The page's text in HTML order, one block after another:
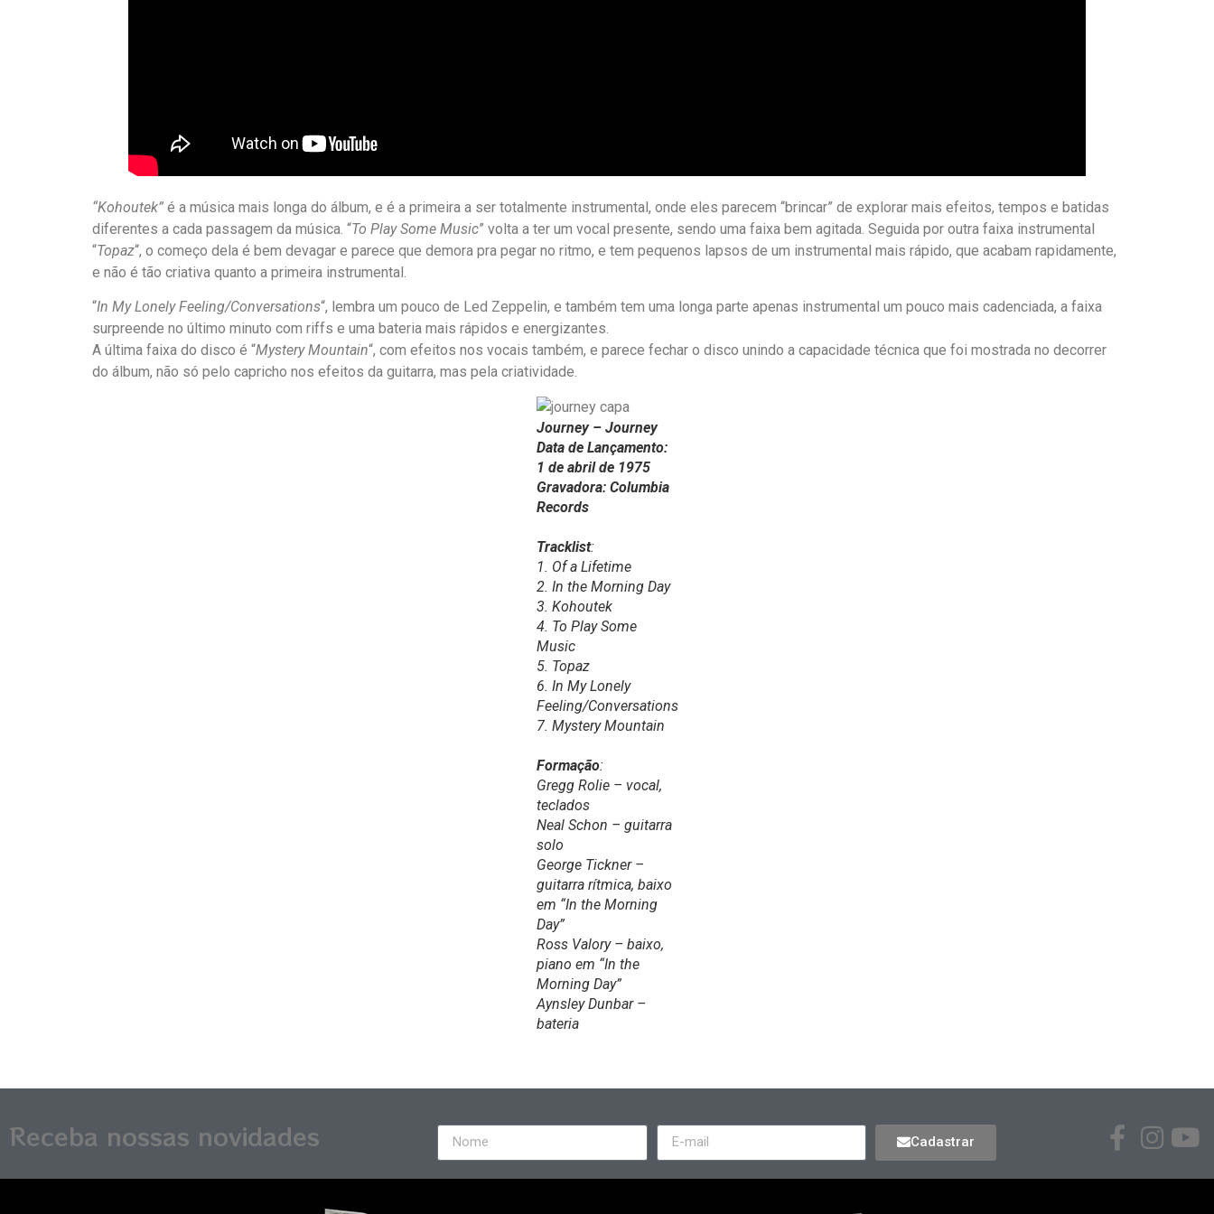
“Kohoutek” é a música mais longa do álbum, e é a primeira a ser totalmente instrumental, onde eles parecem “brincar” de explorar mais efeitos, tempos e batidas
diferentes a cada passagem da música. “To Play Some Music” volta a ter um vocal presente, sendo uma faixa bem agitada. Seguida por outra faixa instrumental
“Topaz“, o começo dela é bem devagar e parece que demora pra pegar no ritmo, e tem pequenos lapsos de um instrumental mais rápido, que acabam rapidamente,
e não é tão criativa quanto a primeira instrumental.
“In My Lonely Feeling/Conversations“, lembra um pouco de Led Zeppelin, e também tem uma longa parte apenas instrumental um pouco mais cadenciada, a faixa
surpreende no último minuto com riffs e uma bateria mais rápidos e energizantes.
A última faixa do disco é “Mystery Mountain“, com efeitos nos vocais também, e parece fechar o disco unindo a capacidade técnica que foi mostrada no decorrer
do álbum, não só pelo capricho nos efeitos da guitarra, mas pela criatividade.
Journey – Journey
Data de Lançamento:
1 de abril de 1975
Gravadora: Columbia
Records
Tracklist:
1. Of a Lifetime
2. In the Morning Day
3. Kohoutek
4. To Play Some
Music
5. Topaz
6. In My Lonely
Feeling/Conversations
7. Mystery Mountain
Formação:
Gregg Rolie – vocal,
teclados
Neal Schon – guitarra
solo
George Tickner –
guitarra rítmica, baixo
em “In the Morning
Day”
Ross Valory – baixo,
piano em “In the
Morning Day”
Aynsley Dunbar –
bateria
Receba nossas novidades Cadastrar